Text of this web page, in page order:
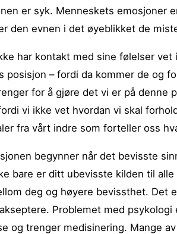
er syk. Menneskets
den evnen i det øyeblikket de
har kontakt med sine følelser
posisjon – fordi da kommer de og
for å gjøre det vi er på denne
vi ikke vet hvordan vi skal
fra vårt indre som forteller oss
begynner når det bevisste
bare er ditt ubevisste kilden til
deg og høyere bevissthet. Det
Problemet med
og trenger medisinering. Mange